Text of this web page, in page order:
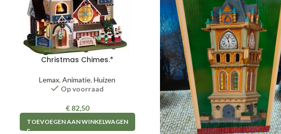
Christmas Chimes.*
Lemax,Animatie,Huizen
Op voorraad
€82,50
TOEVOEGEN AAN WINKELWAGEN